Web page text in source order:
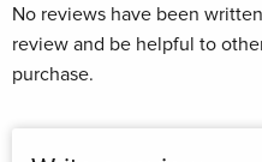
No reviews have been
review and be helpful to
purchase.